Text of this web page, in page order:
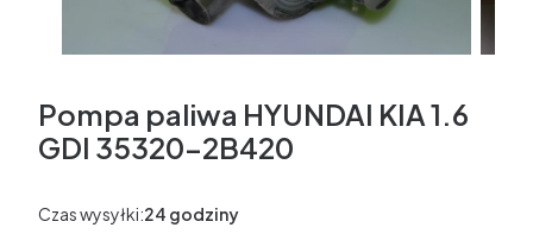
Pompa paliwa HYUNDAI KIA 1.6
GDI 35320-2B420
Czas wysyłki:24 godziny